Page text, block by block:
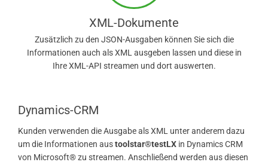
XML-Dokumente
Zusätzlich zu den JSON-Ausgaben können Sie sich die
Informationen auch als XML ausgeben lassen und diese in
Ihre XML-API streamen und dort auswerten.
Dynamics-CRM
Kunden verwenden die Ausgabe als XML unter anderem dazu
um die Informationen austoolstar®testLX in Dynamics CRM
von Microsoft® zu streamen. Anschließend werden aus diesen